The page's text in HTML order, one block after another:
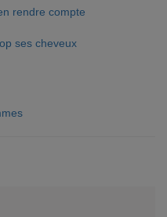
rendre compte
ses cheveux